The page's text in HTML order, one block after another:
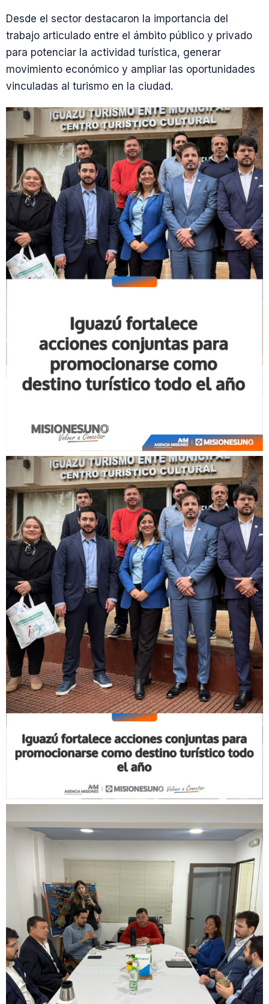
Desde el sector destacaron la importancia del
trabajo articulado entre el ámbito público y privado
para potenciar la actividad turística, generar
movimiento económico y ampliar las oportunidades
vinculadas al turismo en la ciudad.